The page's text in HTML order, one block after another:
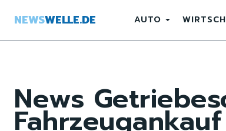
NEWSWELLE.DE AUTO
News